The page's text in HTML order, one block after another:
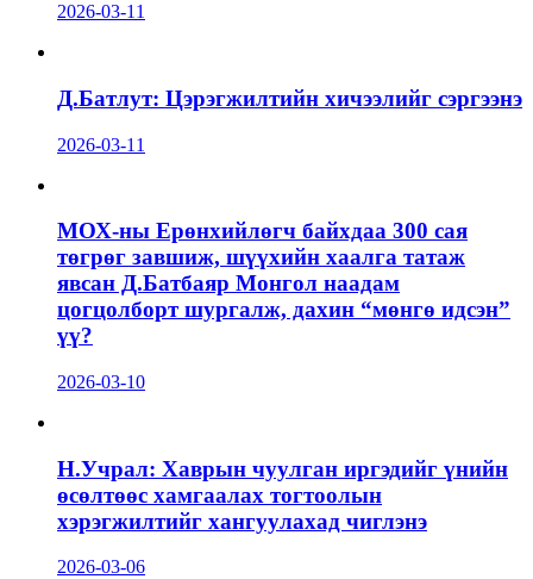
2026-03-11
Д.Батлут: Цэрэгжилтийн хичээлийг сэргээнэ
2026-03-11
МОХ-ны Ерөнхийлөгч байхдаа 300 сая
төгрөг завшиж, шүүхийн хаалга татаж
явсан Д.Батбаяр Монгол наадам
цогцолборт шургалж, дахин “мөнгө идсэн”
үү?
2026-03-10
Н.Учрал: Хаврын чуулган иргэдийг үнийн
өсөлтөөс хамгаалах тогтоолын
хэрэгжилтийг хангуулахад чиглэнэ
2026-03-06